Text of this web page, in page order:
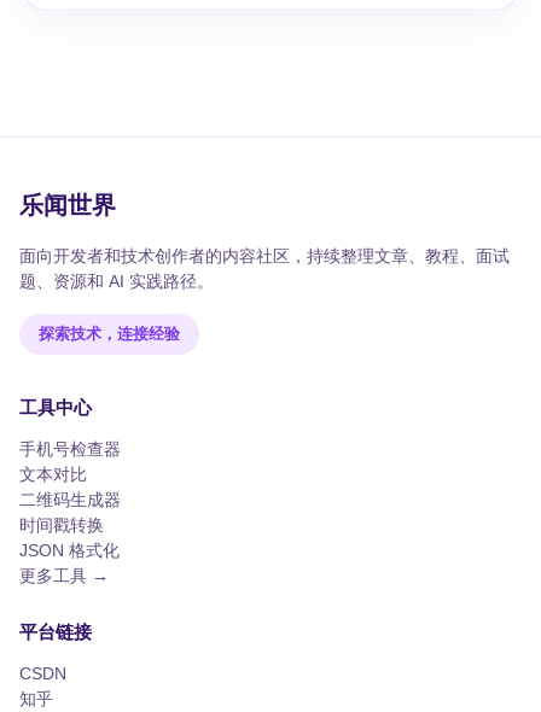
乐闻世界
面向开发者和技术创作者的内容社区，持续整理文章、教程、面试
题、资源和 AI 实践路径。
探索技术，连接经验
工具中心
手机号检查器
文本对比
二维码生成器
时间戳转换
JSON 格式化
更多工具 →
平台链接
CSDN
知乎